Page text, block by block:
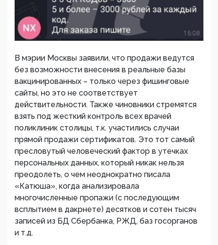
В мэрии Москвы заявили, что продажи ведутся
без возможности внесения в реальные базы
вакцинированных – только через фишинговые
сайты, но это не соответствует
действительности. Также чиновники стремятся
взять под жесткий контроль всех врачей
поликлиник столицы, т.к. участились случаи
прямой продажи сертификатов. Это тот самый
пресловутый человеческий фактор в утечках
персональных данных, который никак нельзя
преодолеть, о чем неоднократно писала
«Катюша», когда анализировала
многочисленные пропажи (с последующим
всплытием в дакрнете) десятков и сотен тысяч
записей из БД Сбербанка, РЖД, баз госорганов
и т.д.